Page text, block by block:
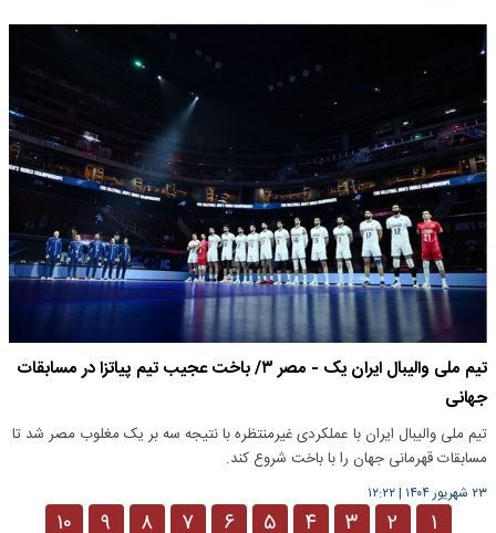
تیم ملی والیبال ایران یک - مصر ۳/ باخت عجیب تیم پیاتزا در مسابقات
جهانی
تیم ملی والیبال ایران با عملکردی غیرمنتظره با نتیجه سه بر یک مغلوب مصر شد تا
مسابقات قهرمانی جهان را با باخت شروع کند.
۲۳ شهریور ۱۴۰۴ |۱۲:۲۲
۱ ۲ ۳ ۴ ۵ ۶ ۷ ۸ ۹ ۱۰